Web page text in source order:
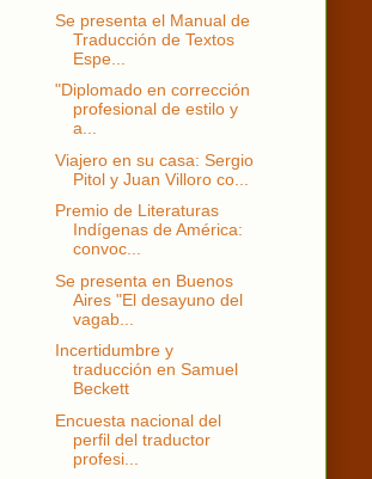
Se presenta el Manual de
Traducción de Textos
Espe...
"Diplomado en corrección
profesional de estilo y
a...
Viajero en su casa: Sergio
Pitol y Juan Villoro co...
Premio de Literaturas
Indígenas de América:
convoc...
Se presenta en Buenos
Aires "El desayuno del
vagab...
Incertidumbre y
traducción en Samuel
Beckett
Encuesta nacional del
perfil del traductor
profesi...